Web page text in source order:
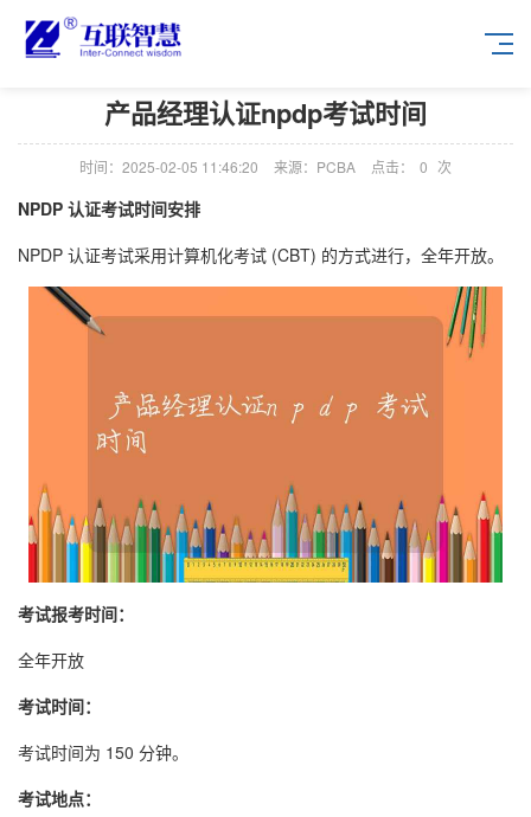
产品经理认证npdp考试时间
时间：2025-02-05 11:46:20 来源：PCBA 点击： 0 次
NPDP 认证考试时间安排
NPDP 认证考试采用计算机化考试 (CBT) 的方式进行，全年开放。
考试报考时间：
全年开放
考试时间：
考试时间为 150 分钟。
考试地点：